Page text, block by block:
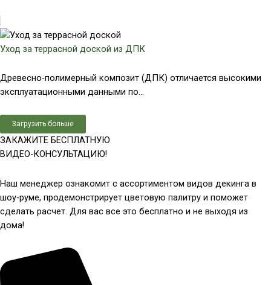
Уход за террасной доской из ДПК
Древесно-полимерный композит (ДПК) отличается высокими
эксплуатационными данными по...
Загрузить больше
ЗАКАЖИТЕ БЕСПЛАТНУЮ
ВИДЕО-КОНСУЛЬТАЦИЮ!
Наш менеджер ознакомит с ассортиментом видов декинга в
шоу-руме, продемонстрирует цветовую палитру и поможет
сделать расчет. Для вас все это бесплатно и не выходя из
дома!